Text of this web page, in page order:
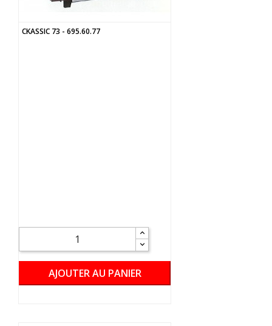
CKASSIC 73 - 695.60.77
AJOUTER AU PANIER